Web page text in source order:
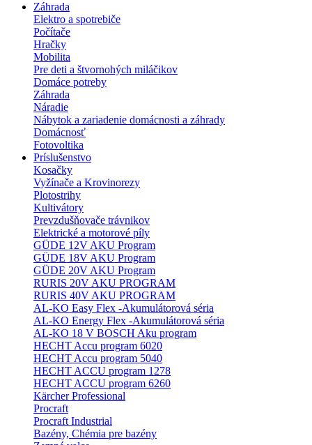
Záhrada
Elektro a spotrebiče
Počítače
Hračky
Mobilita
Pre deti a štvornohých miláčikov
Domáce potreby
Záhrada
Náradie
Nábytok a zariadenie domácnosti a záhrady
Domácnosť
Fotovoltika
Príslušenstvo
Kosačky
Vyžínače a Krovinorezy
Plotostrihy
Kultivátory
Prevzdušňovače trávnikov
Elektrické a motorové píly
GÜDE 12V AKU Program
GÜDE 18V AKU Program
GÜDE 20V AKU Program
RURIS 20V AKU PROGRAM
RURIS 40V AKU PROGRAM
AL-KO Easy Flex -Akumulátorová séria
AL-KO Energy Flex -Akumulátorová séria
AL-KO 18 V BOSCH Aku program
HECHT Accu program 6020
HECHT Accu program 5040
HECHT ACCU program 1278
HECHT ACCU program 6260
Kärcher Professional
Procraft
Procraft Industrial
Bazény, Chémia pre bazény